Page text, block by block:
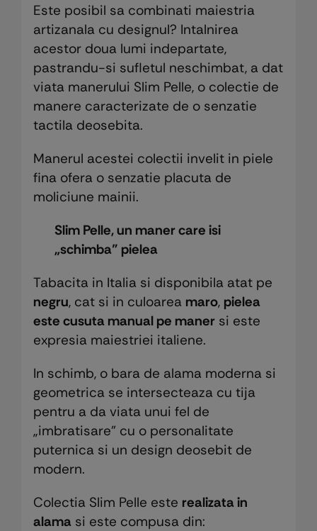
Este posibil sa combinati maiestria
artizanala cu designul? Intalnirea
acestor doua lumi indepartate,
pastrandu-si sufletul neschimbat, a dat
viata manerului Slim Pelle, o colectie de
manere caracterizate de o senzatie
tactila deosebita.
Manerul acestei colectii invelit in piele
fina ofera o senzatie placuta de
moliciune mainii.
Slim Pelle, un maner care isi
„schimba” pielea
Tabacita in Italia si disponibila atat pe ​​
negru, cat si in culoarea maro, pielea
este cusuta manual pe manersi este
expresia maiestriei italiene.
In schimb, o bara de alama moderna si
geometrica se intersecteaza cu tija
pentru a da viata unui fel de
„imbratisare” cu o personalitate
puternica si un design deosebit de
modern.
Colectia Slim Pelle este realizata in
alamasi este compusa din: